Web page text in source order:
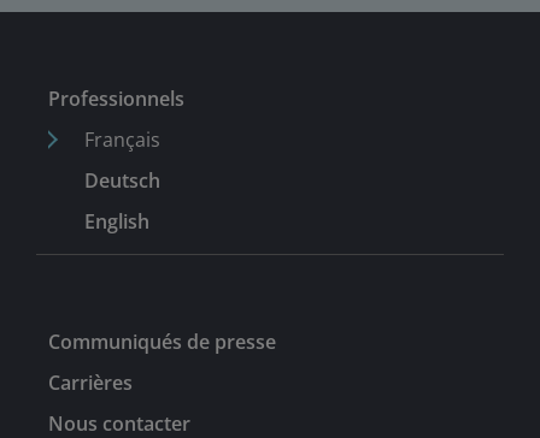
Professionnels
Français
Deutsch
English
Communiqués de presse
Carrières
Nous contacter